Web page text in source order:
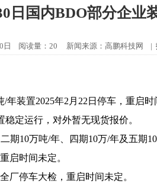
日国内BDO部分企业
日 阅读量：20 新闻来源：高鹏科技网 |
装置2025年2月22日停车，重启时
定运行，对外暂无现货报价。
10万吨/年、四期10万/年及五期
启时间未定。
厂停车大检，重启时间未定。